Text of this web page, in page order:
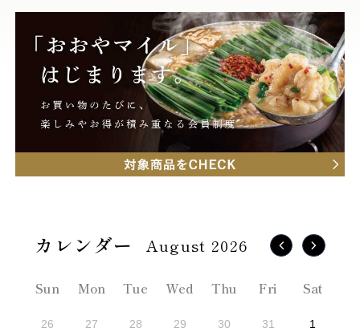
August 2026
Sun Mon Tue Wed Thu Fri Sat
26 27 28 29 30 31 1